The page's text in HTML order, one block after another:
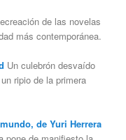
de las novelas
más contemporánea.
Un culebrón desvaído
ripio de la primera
de Yuri Herrera